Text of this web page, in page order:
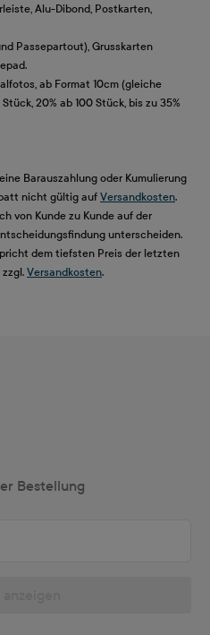
Alu-Dibond, Postkarten,
Passepartout), Grusskarten
ab Format 10cm (gleiche
20% ab 100 Stück, bis zu 35%
Barauszahlung oder Kumulierung
nicht gültig auf Versandkosten.
von Kunde zu Kunde auf der
unterscheiden.
dem tiefsten Preis der letzten
Versandkosten.
Bestellung